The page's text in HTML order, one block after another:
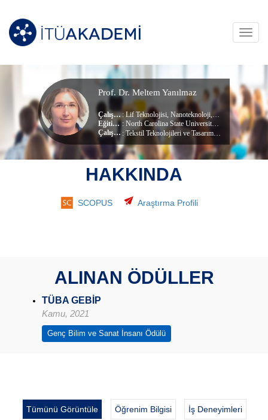
Prof. Dr. Meltem Yanılmaz
Çalışma Alanları:Lif Teknolojisi, Nanoteknoloji,Tekstil Teknolojisi
Eğitim Durumu
: North Carolina State University, (Doktora)
Çalıştığı Birim :Tekstil Teknolojileri ve Tasarımı , Tekstil
HAKKINDA
SCOPUS Araştırma Profili
ALINAN ÖDÜLLER
TÜBA GEBİP
Kamu, 2021
Genç Bilim ve Sanat İnsanı Ödülü
Tümünü Görüntüle Öğrenim Bilgisi İş Deneyimleri